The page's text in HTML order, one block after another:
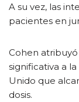
A su vez, las
pacientes en
Cohen
significativa a
Unido que
dosis.